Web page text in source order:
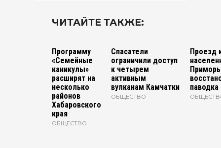
ЧИТАЙТЕ ТАКЖЕ:
Программу
«Семейные
каникулы»
расширят на
несколько
районов
Хабаровского
края
ОБЩЕСТВО
Спасатели
ограничили доступ
к четырем
активным
вулканам Камчатки
ОБЩЕСТВО
Проезд
паводка